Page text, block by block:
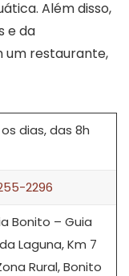
Além disso,
e da
um restaurante,
dias, das 8h
2296
Bonito – Guia
Laguna, Km 7
Rural, Bonito